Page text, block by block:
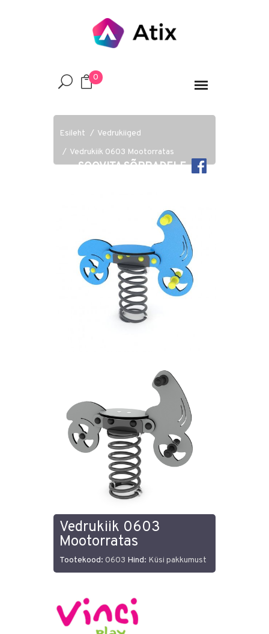
0
Esileht
Vedrukiiged
Vedrukiik 0603 Mootorratas
SOOVITA SÕPRADELE
Vedrukiik 0603
Mootorratas
Tootekood: 0603 Hind: Küsi pakkumust